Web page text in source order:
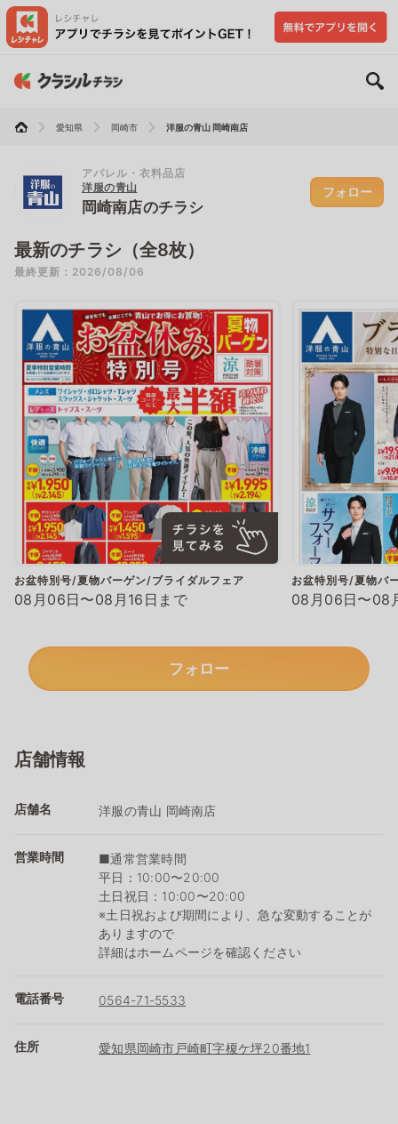
愛知県 岡崎市 洋服の青山 岡崎南店
アパレル・衣料品店
洋服の青山
岡崎南店のチラシ
フォロー
最新のチラシ（全8枚）
最終更新：2026/08/06
お盆特別号/夏物バーゲン/ブライダルフェア
08月06日〜08月16日まで
お盆特別号/夏物バ
08月06日〜08
フォロー
店舗情報
店舗名 洋服の青山 岡崎南店
営業時間
■通常営業時間
平日：10:00〜20:00
土日祝日：10:00〜20:00
※土日祝および期間により、急な変動することが
ありますので
詳細はホームページを確認ください
電話番号 0564-71-5533
住所 愛知県岡崎市戸崎町字榎ケ坪20番地1